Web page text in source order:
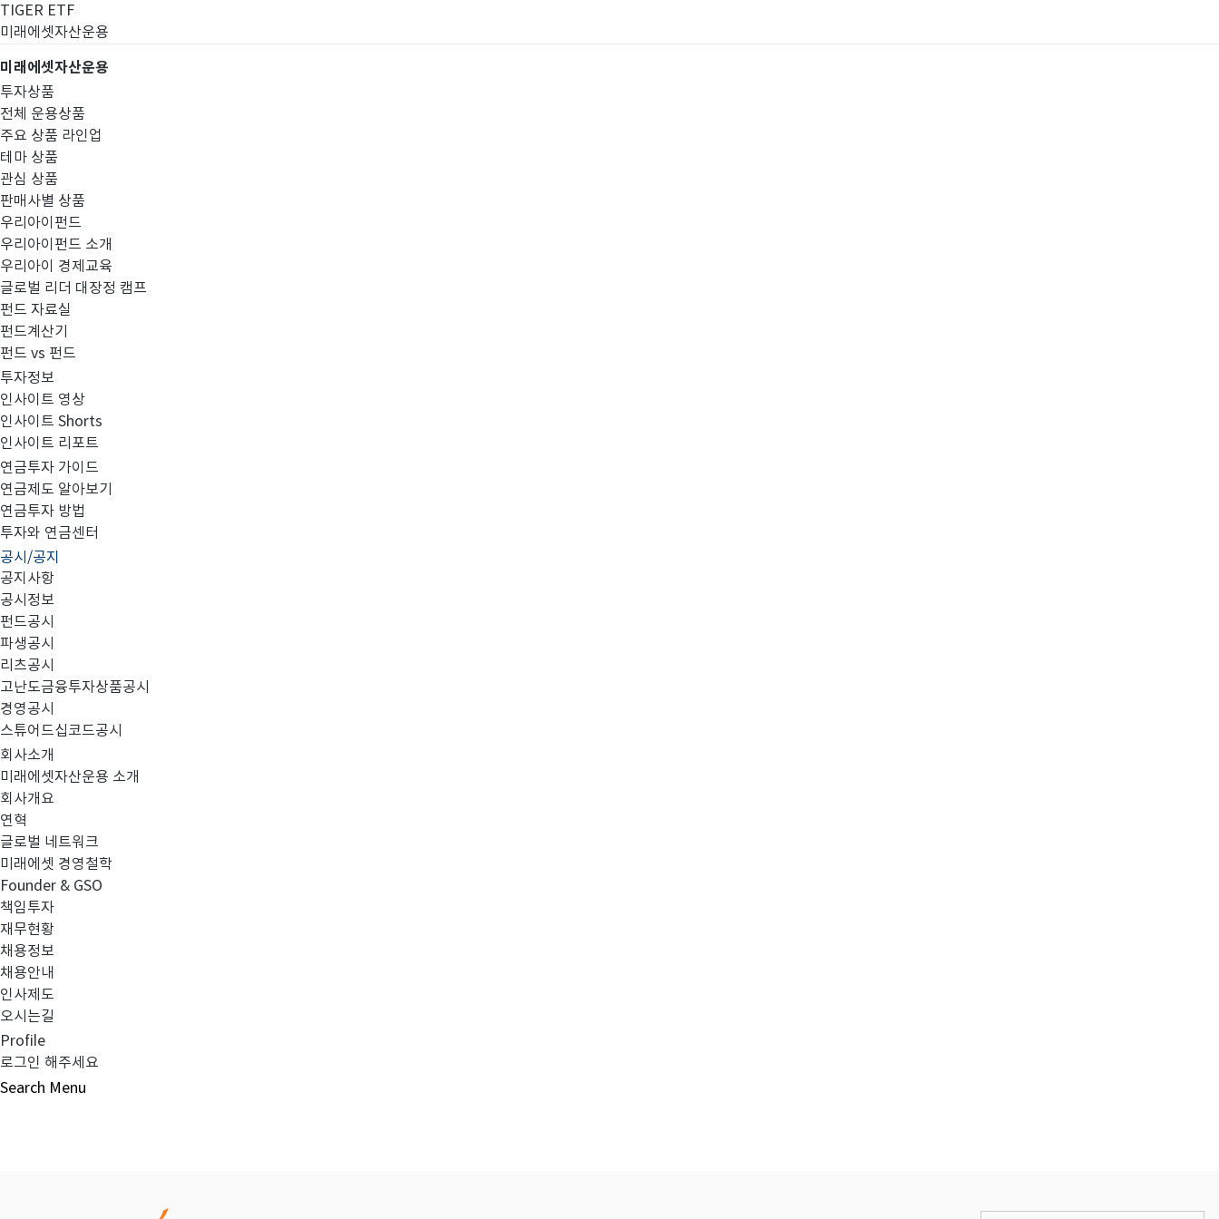
TIGER ETF
미래에셋자산운용
미래에셋자산운용
투자상품
전체 운용상품
주요 상품 라인업
테마 상품
관심 상품
판매사별 상품
우리아이펀드
우리아이펀드 소개
우리아이 경제교육
글로벌 리더 대장정 캠프
펀드 자료실
펀드계산기
펀드 vs 펀드
투자정보
인사이트 영상
인사이트 Shorts
인사이트 리포트
연금투자 가이드
연금제도 알아보기
연금투자 방법
투자와 연금센터
공시/공지
공지사항
공시정보
펀드공시
파생공시
리츠공시
고난도금융투자상품공시
경영공시
스튜어드십코드공시
회사소개
미래에셋자산운용 소개
회사개요
연혁
글로벌 네트워크
미래에셋 경영철학
Founder & GSO
책임투자
재무현황
채용정보
채용안내
인사제도
오시는길
Profile
로그인 해주세요
Search Menu
경영공시
2020년 2분기 최소영업자본액 검토보고서
첨부와 같이 당사의 주요 경영사항을 공시합니다
미래에셋자산운용_최소영업자본액 검토보고서_FY2020_2Q_날인.pdf
이전글
다음글
목록보기